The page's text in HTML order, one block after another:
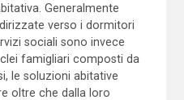
Generalmente
verso i dormitori
sociali sono invece
famigliari composti da
le soluzioni abitative
oltre che dalla loro